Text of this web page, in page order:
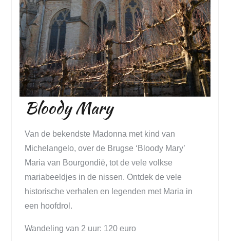
Bloody Mary
Van de bekendste Madonna met kind van
Michelangelo, over de Brugse ‘Bloody Mary’
Maria van Bourgondië, tot de vele volkse
mariabeeldjes in de nissen. Ontdek de vele
historische verhalen en legenden met Maria in
een hoofdrol.
Wandeling van 2 uur: 120 euro